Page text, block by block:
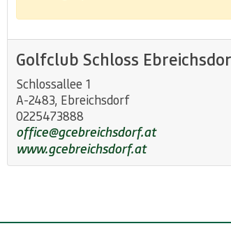
Golfclub Schloss
Schlossallee 1
A-2483, Ebreichsdorf
0225473888
office@gcebreichsdorf.at
www.gcebreichsdorf.at